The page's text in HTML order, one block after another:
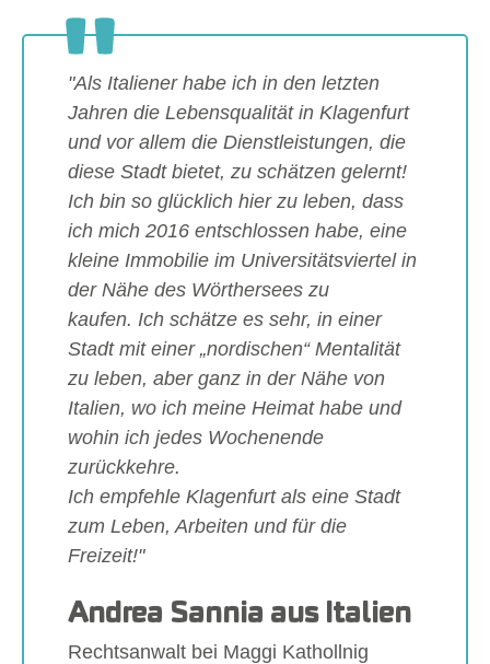
"Als Italiener habe ich in den letzten
Jahren die Lebensqualität in Klagenfurt
und vor allem die Dienstleistungen, die
diese Stadt bietet, zu schätzen gelernt!
Ich bin so glücklich hier zu leben, dass
ich mich 2016 entschlossen habe, eine
kleine Immobilie im Universitätsviertel in
der Nähe des Wörthersees zu
kaufen. Ich schätze es sehr, in einer
Stadt mit einer „nordischen“ Mentalität
zu leben, aber ganz in der Nähe von
Italien, wo ich meine Heimat habe und
wohin ich jedes Wochenende
zurückkehre.
Ich empfehle Klagenfurt als eine Stadt
zum Leben, Arbeiten und für die
Freizeit!"
Andrea Sannia aus Italien
Rechtsanwalt bei Maggi Kathollnig